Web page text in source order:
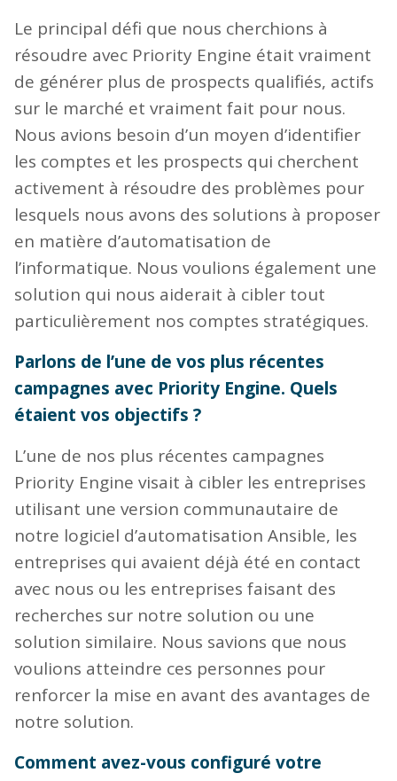
Le principal défi que nous cherchions à
résoudre avec Priority Engine était vraiment
de générer plus de prospects qualifiés, actifs
sur le marché et vraiment fait pour nous.
Nous avions besoin d’un moyen d’identifier
les comptes et les prospects qui cherchent
activement à résoudre des problèmes pour
lesquels nous avons des solutions à proposer
en matière d’automatisation de
l’informatique. Nous voulions également une
solution qui nous aiderait à cibler tout
particulièrement nos comptes stratégiques.
Parlons de l’une de vos plus récentes
campagnes avec Priority Engine. Quels
étaient vos objectifs ?
L’une de nos plus récentes campagnes
Priority Engine visait à cibler les entreprises
utilisant une version communautaire de
notre logiciel d’automatisation Ansible, les
entreprises qui avaient déjà été en contact
avec nous ou les entreprises faisant des
recherches sur notre solution ou une
solution similaire. Nous savions que nous
voulions atteindre ces personnes pour
renforcer la mise en avant des avantages de
notre solution.
Comment avez-vous configuré votre